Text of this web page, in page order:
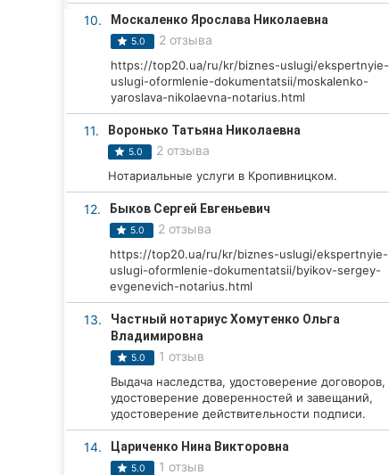
Ивано-Франковск
10. Москаленко Ярослава Николаевна
5.0 2 отзыва
https://top20.ua/ru/kr/biznes-uslugi/ekspertnyie-
uslugi-oformlenie-dokumentatsii/moskalenko-
yaroslava-nikolaevna-notarius.html
11. Воронько Татьяна Николаевна
5.0 2 отзыва
Нотариальные услуги в Кропивницком.
12. Быков Сергей Евгеньевич
5.0 2 отзыва
https://top20.ua/ru/kr/biznes-uslugi/ekspertnyie-
uslugi-oformlenie-dokumentatsii/byikov-sergey-
evgenevich-notarius.html
13.
Частный нотариус Хомутенко Ольга
Владимировна
5.0 1 отзыв
Выдача наследства, удостоверение договоров,
удостоверение доверенностей и завещаний,
удостоверение действительности подписи.
14. Цариченко Нина Викторовна
5.0 1 отзыв